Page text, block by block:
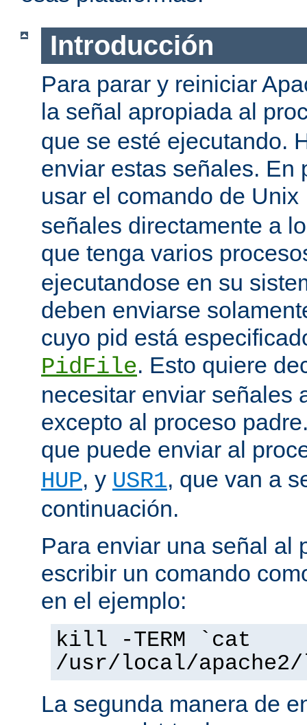
Introducción
Para parar y reiniciar
la señal apropiada al
que se esté ejecutando.
enviar estas señales. En
usar el comando de Unix
señales directamente a
que tenga varios
ejecutandose en su
deben enviarse
cuyo pid está
PidFile. Esto quiere
necesitar enviar señales
excepto al proceso
que puede enviar al
HUP, y USR1, que van a
continuación.
Para enviar una señal al
escribir un comando
en el ejemplo:
kill -TERM `cat
/usr/local/
La segunda manera de